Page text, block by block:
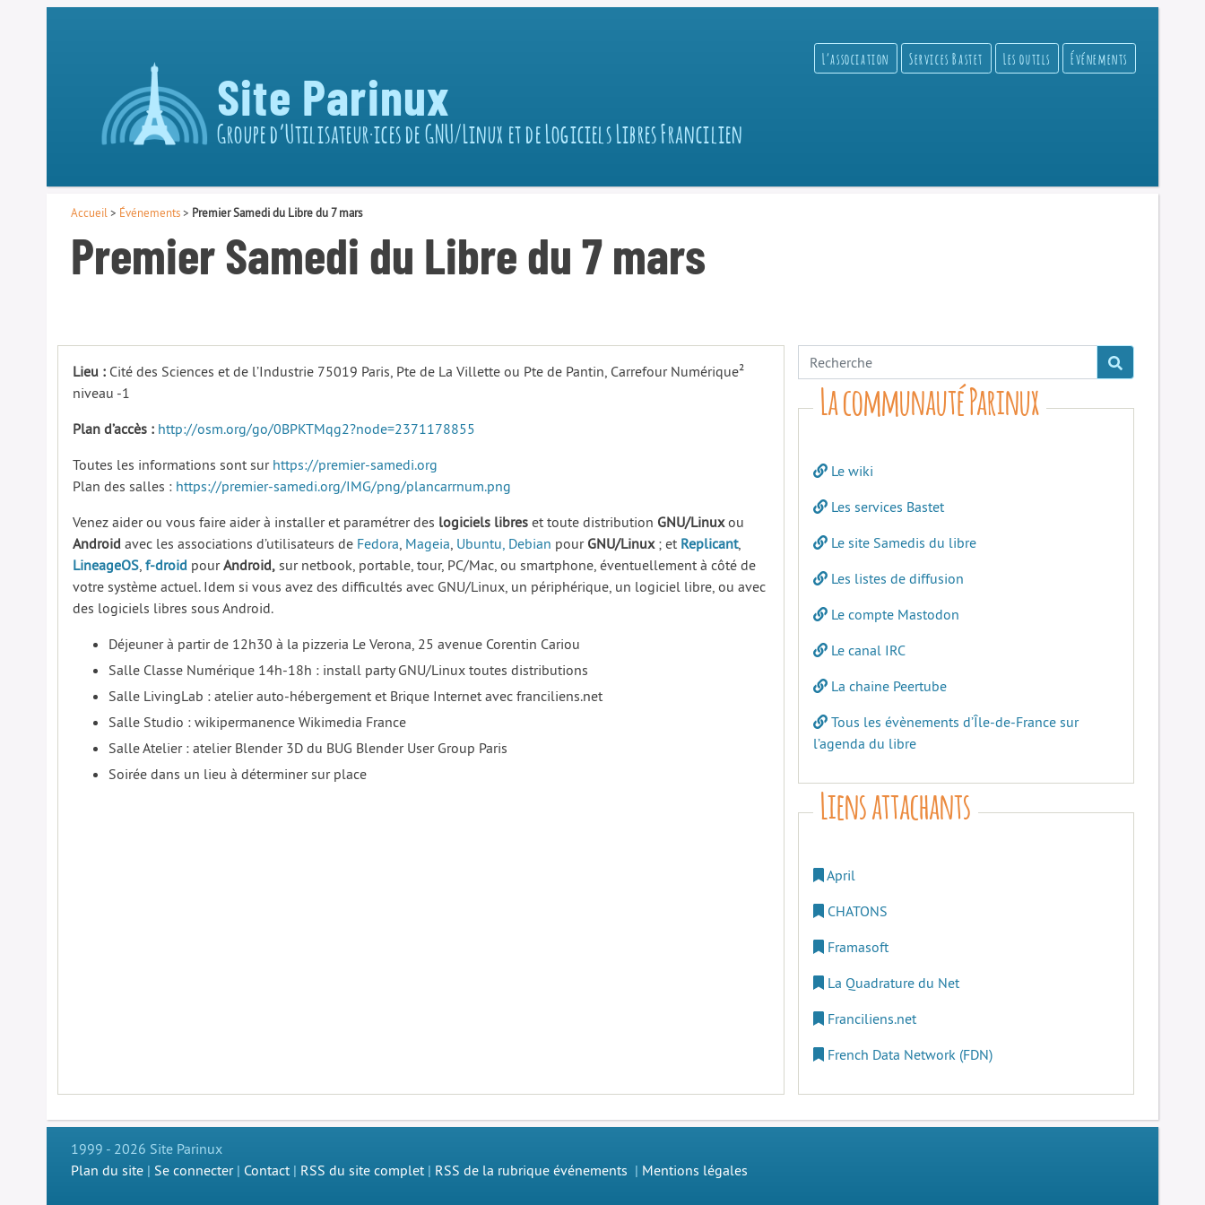
Site Parinux
Groupe d’Utilisateur·ices de GNU/Linux et de Logiciels Libres Francilien
L’association Services Bastet Les outils Événements
Accueil > Événements> Premier Samedi du Libre du 7 mars
Premier Samedi du Libre du 7 mars
Lieu : Cité des Sciences et de l’Industrie 75019 Paris, Pte de La Villette ou Pte de Pantin, Carrefour Numérique²
niveau -1
Plan d’accès : http://osm.org/go/0BPKTMqg2?node=2371178855
Toutes les informations sont sur https://premier-samedi.org
Plan des salles : https://premier-samedi.org/IMG/png/plancarrnum.png
Venez aider ou vous faire aider à installer et paramétrer des logiciels libres et toute distribution GNU/Linuxou
Android avec les associations d’utilisateurs de Fedora, Mageia, Ubuntu, Debian pour GNU/Linux; et Replicant,
LineageOS, f-droid pourAndroid, sur netbook, portable, tour, PC/Mac, ou smartphone, éventuellement à côté de
votre système actuel. Idem si vous avez des difficultés avec GNU/Linux, un périphérique, un logiciel libre, ou avec
des logiciels libres sous Android.
Déjeuner à partir de 12h30 à la pizzeria Le Verona, 25 avenue Corentin Cariou
Salle Classe Numérique 14h-18h : install party GNU/Linux toutes distributions
Salle LivingLab : atelier auto-hébergement et Brique Internet avec franciliens.net
Salle Studio : wikipermanence Wikimedia France
Salle Atelier : atelier Blender 3D du BUG Blender User Group Paris
Soirée dans un lieu à déterminer sur place
La communauté Parinux
Le wiki
Les services Bastet
Le site Samedis du libre
Les listes de diffusion
Le compte Mastodon
Le canal IRC
La chaine Peertube
Tous les évènements d’Île-de-France sur
l’agenda du libre
Liens attachants
April
CHATONS
Framasoft
La Quadrature du Net
Franciliens.net
French Data Network (FDN)
1999 - 2026 Site Parinux
Plan du site | Se connecter| Contact | RSS du site complet | RSS de la rubrique événements | Mentions légales